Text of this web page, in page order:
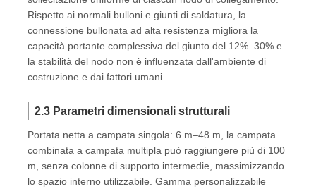
Rispetto ai normali bulloni e giunti di saldatura, la
connessione bullonata ad alta resistenza migliora la
capacità portante complessiva del giunto del 12%–30% e
la stabilità del nodo non è influenzata dall'ambiente di
costruzione e dai fattori umani.
2.3 Parametri dimensionali strutturali
Portata netta a campata singola: 6 m–48 m, la campata
combinata a campata multipla può raggiungere più di 100
m, senza colonne di supporto intermedie, massimizzando
lo spazio interno utilizzabile. Gamma personalizzabile